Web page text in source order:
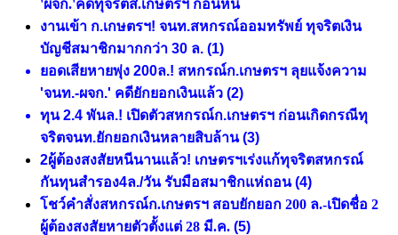
'ผจก.'คดีทุจริตส.เกษตรฯ ก่อนหนี
งานเข้า ก.เกษตรฯ! จนท.สหกรณ์ออมทรัพย์ ทุจริตเงิน
บัญชีสมาชิกมากกว่า 30 ล. (1)
ยอดเสียหายพุ่ง 200ล.! สหกรณ์ก.เกษตรฯ ลุยแจ้งความ
'จนท.-ผจก.' คดียักยอกเงินแล้ว (2)
ทุน 2.4 พันล.! เปิดตัวสหกรณ์ก.เกษตรฯ ก่อนเกิดกรณีทุ
จริตจนท.ยักยอกเงินหลายสิบล้าน(3)
2ผู้ต้องสงสัยหนีนานแล้ว! เกษตรฯเร่งแก้ทุจริตสหกรณ์
กันทุนสำรอง4ล./วัน รับมือสมาชิกแห่ถอน(4)
โชว์คำสั่งสหกรณ์ก.เกษตรฯ สอบยักยอก 200 ล.-เปิดชื่อ 2
ผู้ต้องสงสัยหายตัวตั้งแต่ 28 มี.ค. (5)